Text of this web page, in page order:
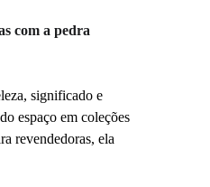
com a pedra
significado e
espaço em coleções
revendedoras, ela